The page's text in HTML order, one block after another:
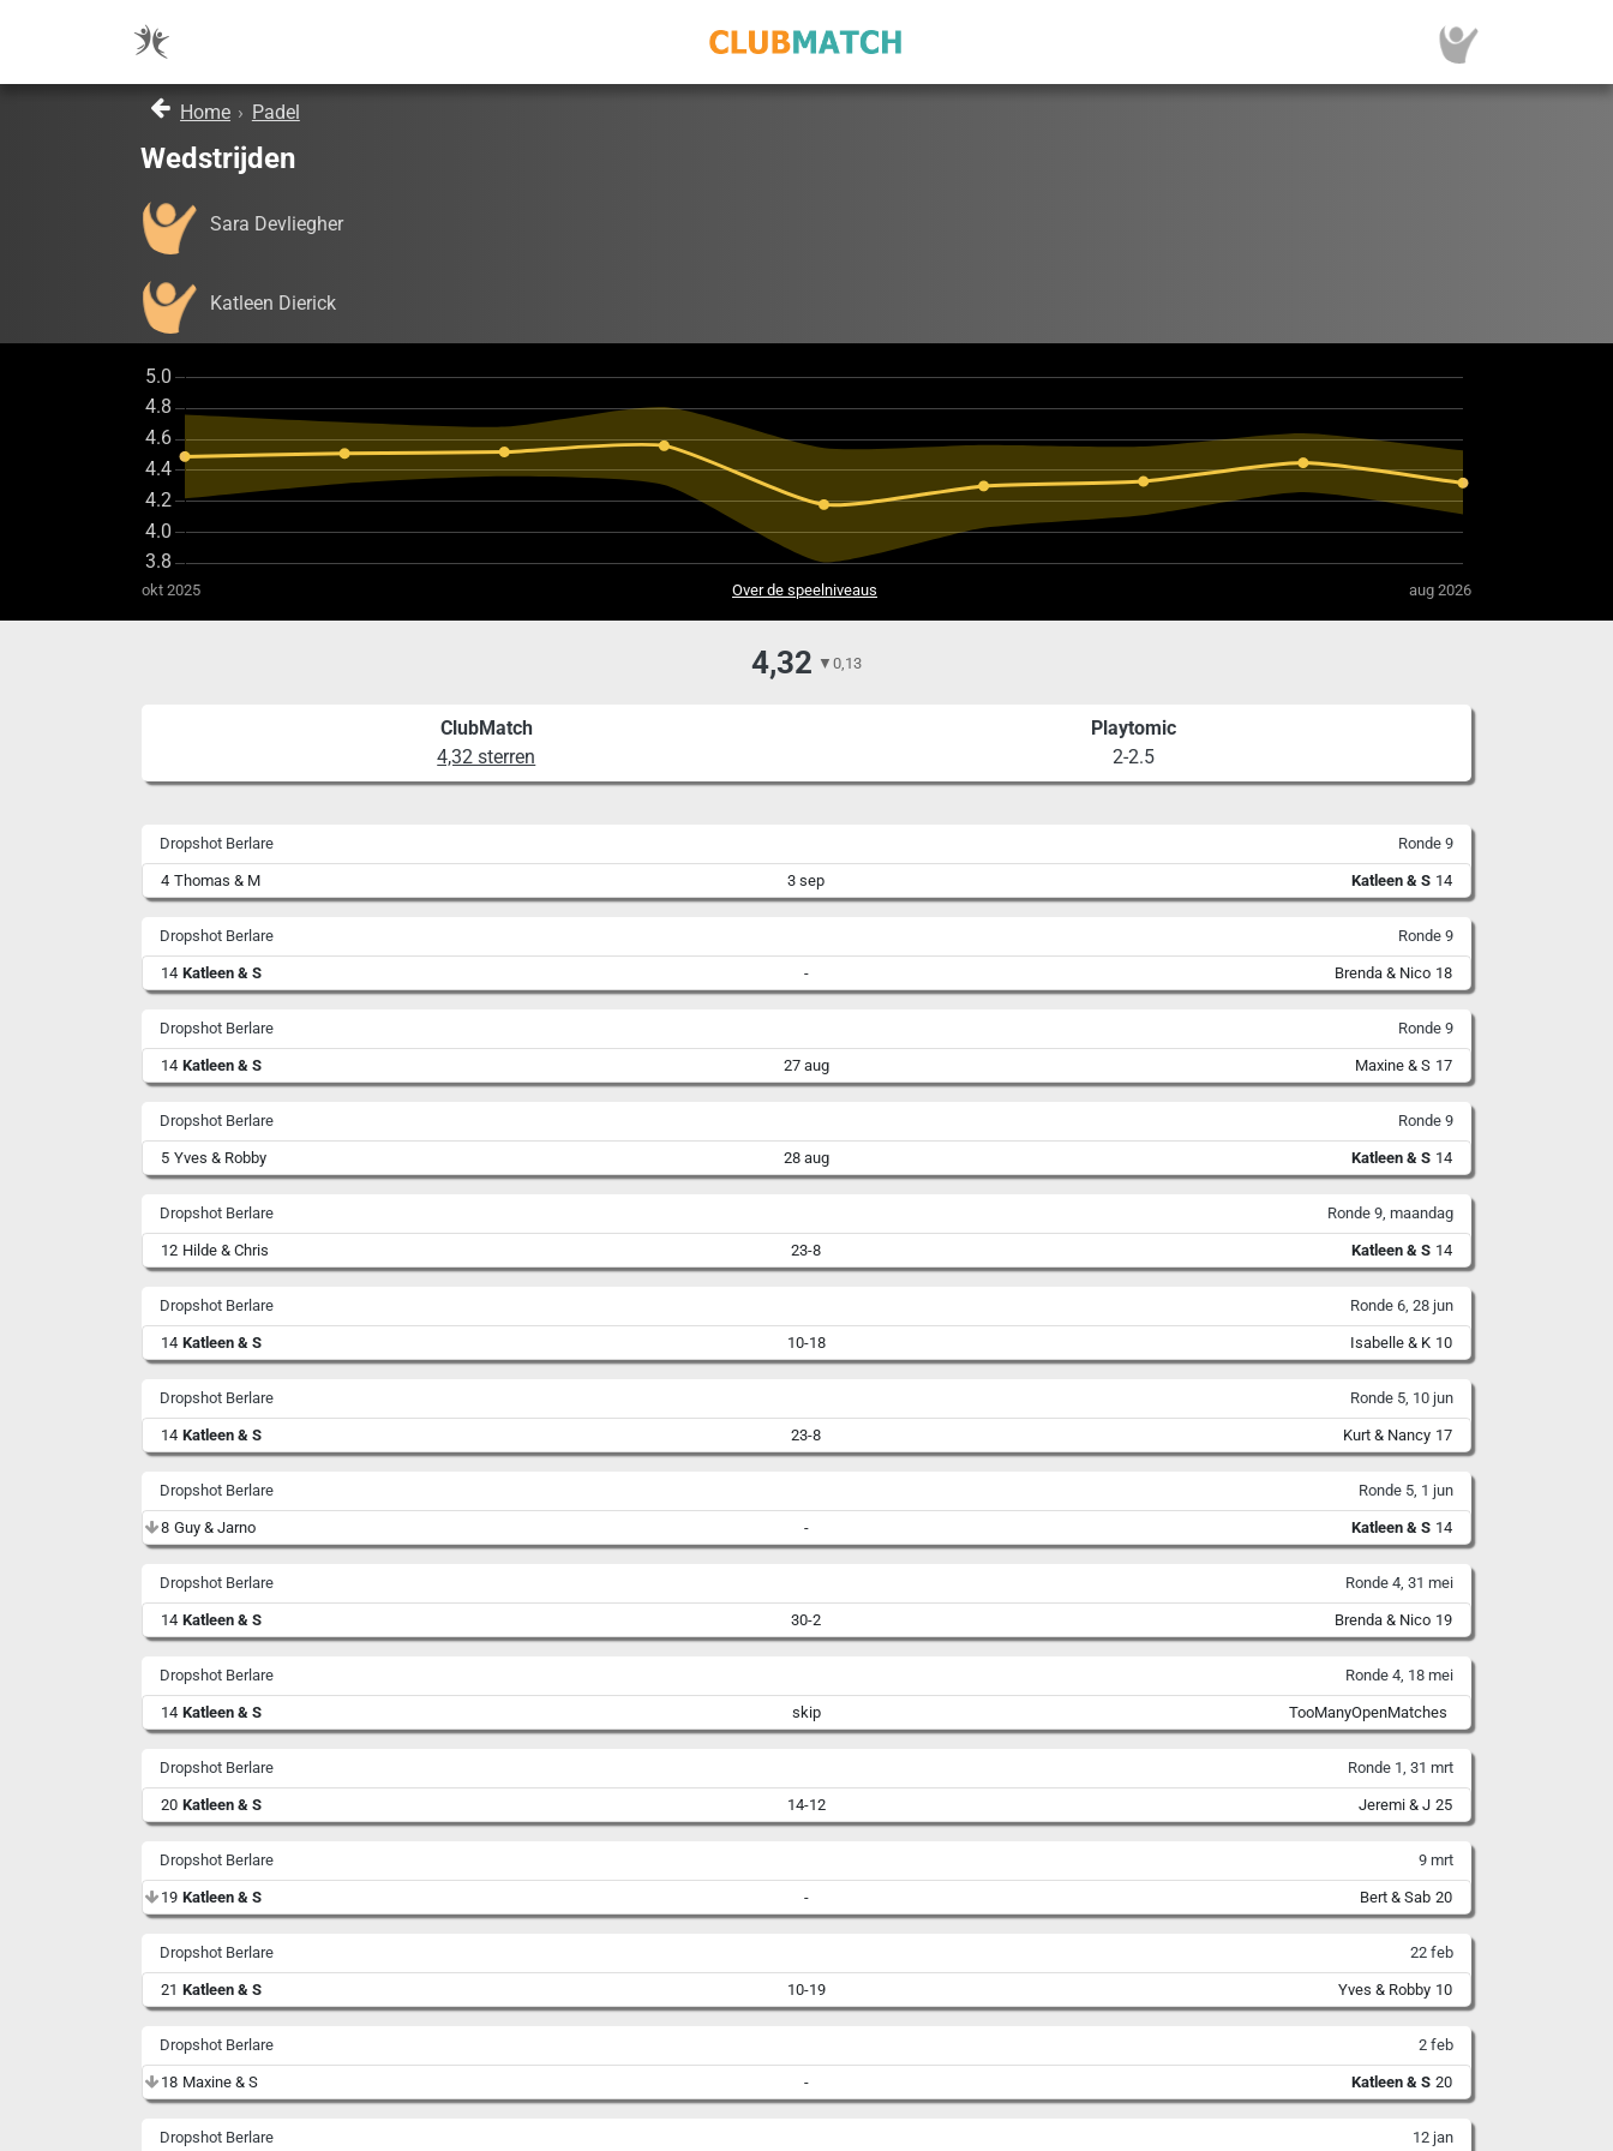
Home › Padel
Wedstrijden
Sara Devliegher
Katleen Dierick
okt 2025 Over de speelniveaus aug 2026
4,32 ▼ 0,13
ClubMatch
4,32 sterren
Playtomic
2-2.5
Dropshot Berlare Ronde 9
4 Thomas & M 3 sep Katleen & S 14
Dropshot Berlare Ronde 9
14 Katleen & S - Brenda & Nico 18
Dropshot Berlare Ronde 9
14 Katleen & S 27 aug Maxine & S 17
Dropshot Berlare Ronde 9
5 Yves & Robby 28 aug Katleen & S 14
Dropshot Berlare Ronde 9, maandag
12 Hilde & Chris 23-8 Katleen & S 14
Dropshot Berlare Ronde 6, 28 jun
14 Katleen & S 10-18 Isabelle & K 10
Dropshot Berlare Ronde 5, 10 jun
14 Katleen & S 23-8 Kurt & Nancy 17
Dropshot Berlare Ronde 5, 1 jun
8 Guy & Jarno - Katleen & S 14
Dropshot Berlare Ronde 4, 31 mei
14 Katleen & S 30-2 Brenda & Nico 19
Dropshot Berlare Ronde 4, 18 mei
14 Katleen & S skip TooManyOpenMatches
Dropshot Berlare Ronde 1, 31 mrt
20 Katleen & S 14-12 Jeremi & J 25
Dropshot Berlare 9 mrt
19 Katleen & S - Bert & Sab 20
Dropshot Berlare 22 feb
21 Katleen & S 10-19 Yves & Robby 10
Dropshot Berlare 2 feb
18 Maxine & S - Katleen & S 20
Dropshot Berlare 12 jan